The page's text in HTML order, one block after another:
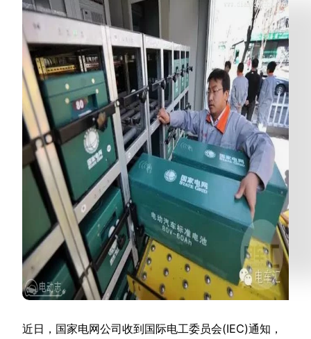
近日，国家电网公司收到国际电工委员会(IEC)通知，